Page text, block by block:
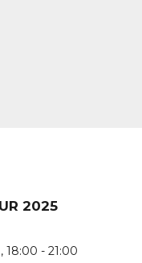
2025
18:00 - 21:00